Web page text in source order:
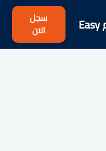
كورس - دورة تدريبية لتعليم Easy
سجل
الان